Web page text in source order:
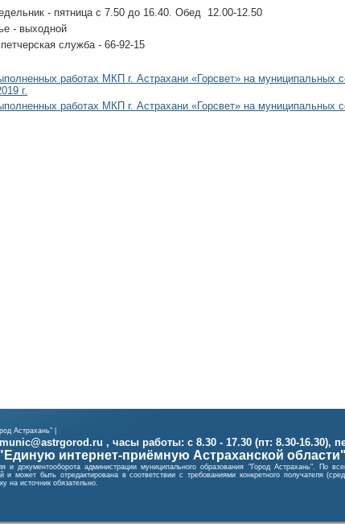
- пятница с 7.50 до 16.40. Обед 12.00-12.50
- выходной
служба - 66-92-15
работах МКП г. Астрахани «Горсвет» на муниципальных
г.
работах МКП г. Астрахани «Горсвет» на муниципальных
Астрахань" |
, часы работы: с 8.30 - 17.30 (пт: 8.30-16.30),
интернет-приёмную Астраханской области"
и документооборота администрации муниципального образования "Город Астрахань". По
может быть отредактирована в соответствии с требованиями конкретного получателя
на источник обязательно.